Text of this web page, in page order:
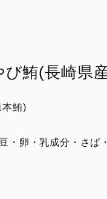
鮪(長崎県産
本鮪)
・卵・乳成分・さば